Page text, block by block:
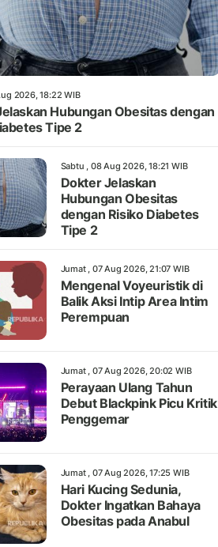
2026, 18:22 WIB
Hubungan Obesitas dengan
Tipe 2
Sabtu , 08 Aug 2026, 18:21 WIB
Dokter Jelaskan
Hubungan Obesitas
dengan Risiko Diabetes
Tipe 2
Jumat , 07 Aug 2026, 21:07 WIB
Mengenal Voyeuristik di
Balik Aksi Intip Area Intim
Perempuan
Jumat , 07 Aug 2026, 20:02 WIB
Perayaan Ulang Tahun
Debut Blackpink Picu Kritik
Penggemar
Jumat , 07 Aug 2026, 17:25 WIB
Hari Kucing Sedunia,
Dokter Ingatkan Bahaya
Obesitas pada Anabul